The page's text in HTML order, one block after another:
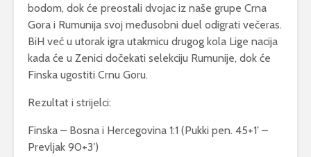
bodom, dok će preostali dvojac iz naše grupe Crna
Gora i Rumunija svoj međusobni duel odigrati večeras.
BiH već u utorak igra utakmicu drugog kola Lige nacija
kada će u Zenici dočekati selekciju Rumunije, dok će
Finska ugostiti Crnu Goru.
Rezultat i strijelci:
Finska – Bosna i Hercegovina 1:1 (Pukki pen. 45+1′ –
Prevljak 90+3′)